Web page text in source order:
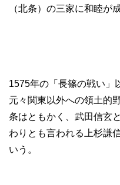
（北条）の三家に和睦が
1575年の「長篠の戦い」
元々関東以外への領土的
条はともかく、武田信玄
わりとも言われる上杉謙
いう。